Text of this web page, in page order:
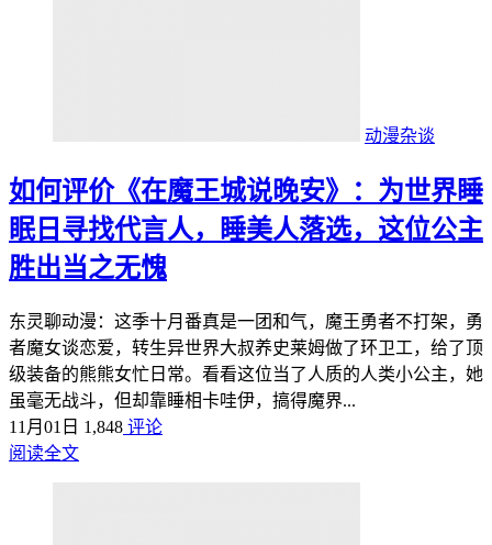
动漫杂谈
如何评价《在魔王城说晚安》：为世界睡
眠日寻找代言人，睡美人落选，这位公主
胜出当之无愧
东灵聊动漫：这季十月番真是一团和气，魔王勇者不打架，勇
者魔女谈恋爱，转生异世界大叔养史莱姆做了环卫工，给了顶
级装备的熊熊女忙日常。看看这位当了人质的人类小公主，她
虽毫无战斗，但却靠睡相卡哇伊，搞得魔界...
11月01日 1,848 评论
阅读全文